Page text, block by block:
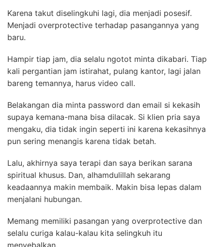
Karena takut diselingkuhi lagi, dia menjadi posesif.
Menjadi overprotective terhadap pasangannya yang
baru.
Hampir tiap jam, dia selalu ngotot minta dikabari. Tiap
kali pergantian jam istirahat, pulang kantor, lagi jalan
bareng temannya, harus video call.
Belakangan dia minta password dan email si kekasih
supaya kemana-mana bisa dilacak. Si klien pria saya
mengaku, dia tidak ingin seperti ini karena kekasihnya
pun sering menangis karena tidak betah.
Lalu, akhirnya saya terapi dan saya berikan sarana
spiritual khusus. Dan, alhamdulillah sekarang
keadaannya makin membaik. Makin bisa lepas dalam
menjalani hubungan.
Memang memiliki pasangan yang overprotective dan
selalu curiga kalau-kalau kita selingkuh itu
menyebalkan.